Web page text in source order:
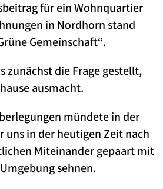
für ein Wohnquartier
in Nordhorn stand
Gemeinschaft“.
zunächst die Frage gestellt,
ausmacht.
mündete in der
uns in der heutigen Zeit nach
Miteinander gepaart mit
sehnen.